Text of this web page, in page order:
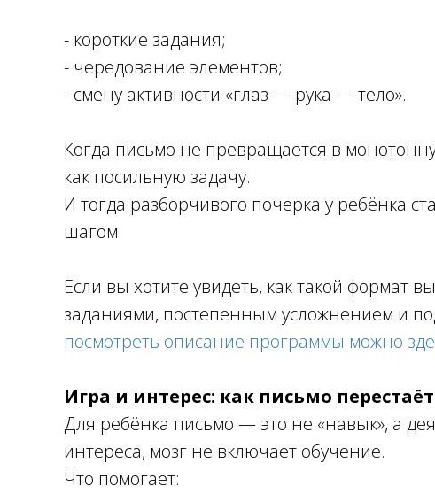
- короткие задания;
- чередование элементов;
- смену активности «глаз — рука — тело».
Когда письмо не превращается в
как посильную задачу.
И тогда разборчивого почерка у ребёнка
шагом.
Если вы хотите увидеть, как такой формат
заданиями, постепенным усложнением и
посмотреть описание программы можно
Игра и интерес: как письмо
Для ребёнка письмо — это не «навык», а
интереса, мозг не включает обучение.
Что помогает: